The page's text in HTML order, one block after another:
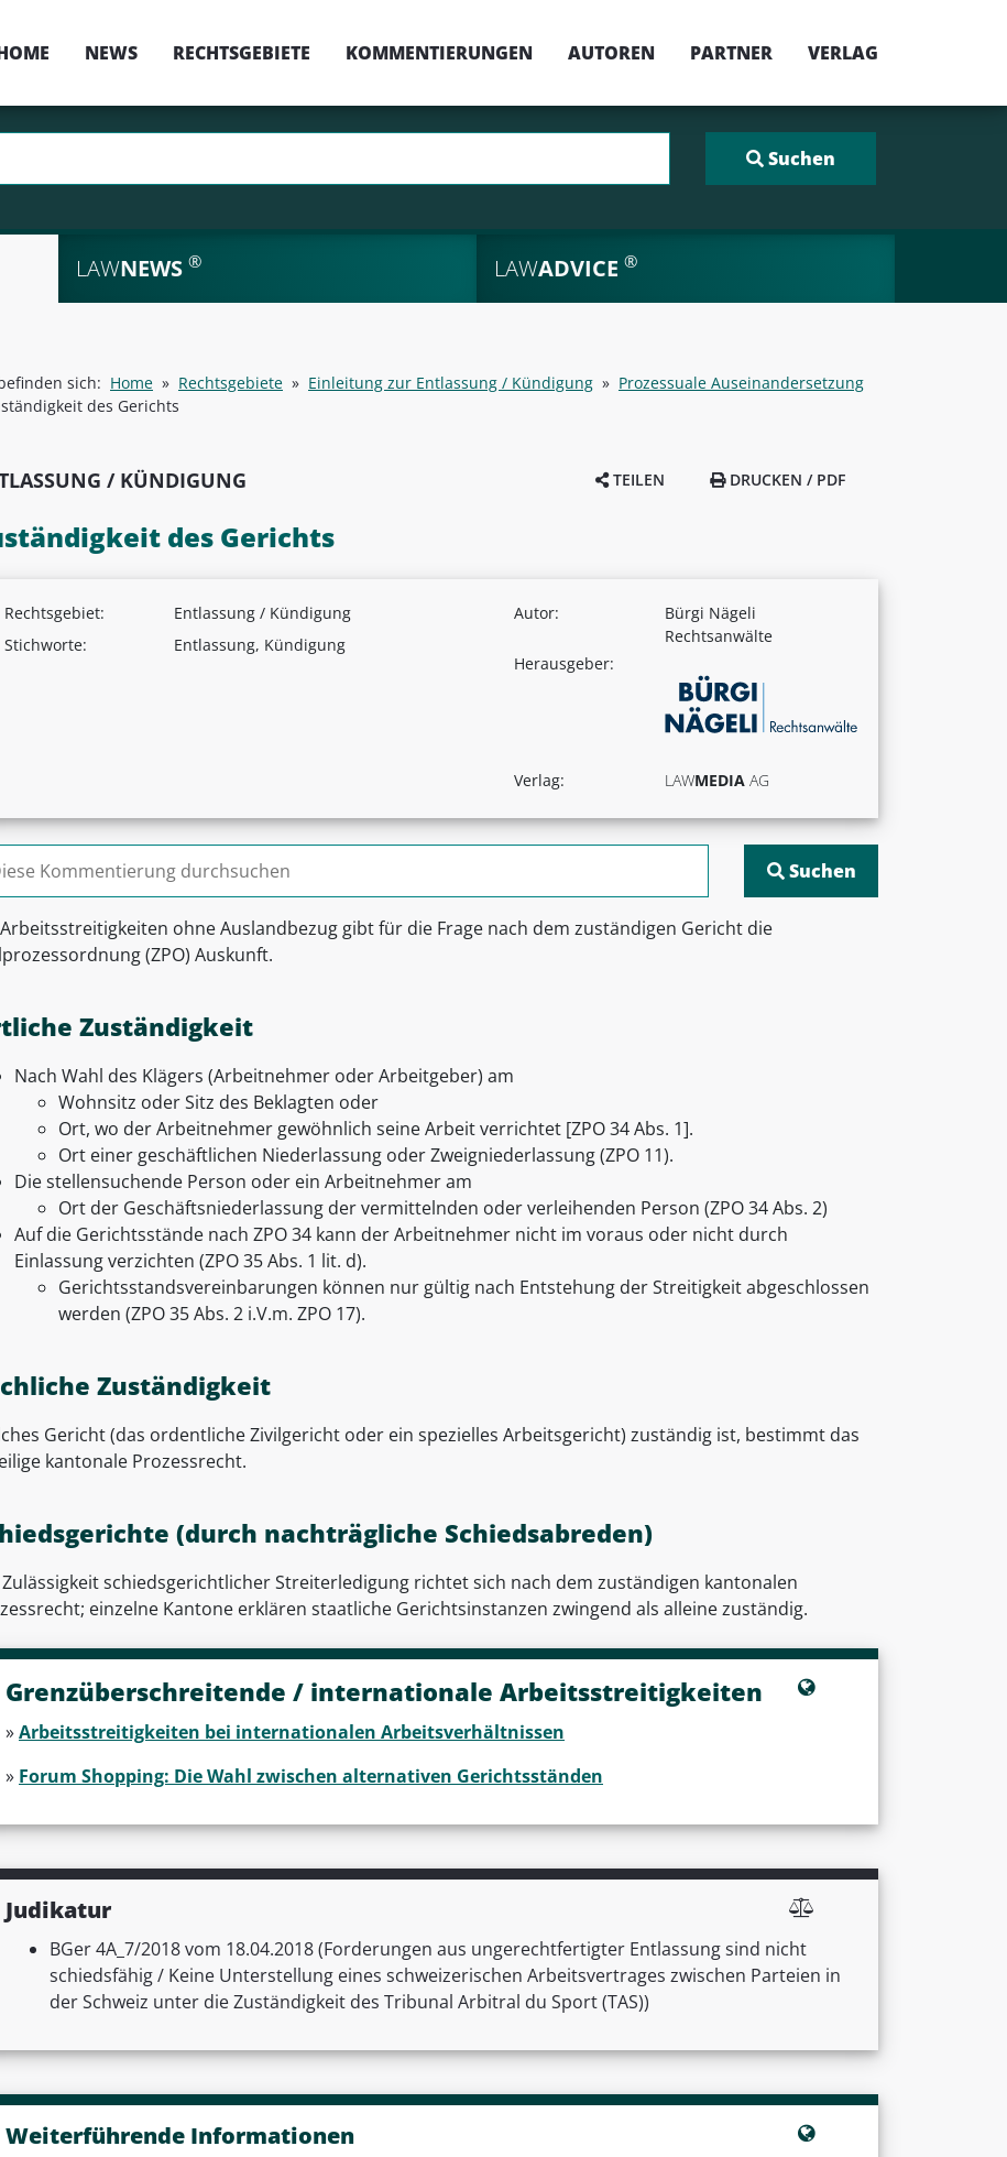
NEWS RECHTSGEBIETE KOMMENTIERUNGEN AUTOREN PARTNER VERLAG
LAWNEWS ® LAWADVICE ®
sich: Home » Rechtsgebiete » Einleitung zur Entlassung / Kündigung » Prozessuale Auseinandersetzung
des Gerichts
/ KÜNDIGUNG TEILEN DRUCKEN / PDF
des Gerichts
Rechtsgebiet:
Entlassung / Kündigung
Stichworte:
Entlassung, Kündigung
Autor:
Bürgi Nägeli
Rechtsanwälte
Herausgeber:
Verlag: LAWMEDIA AG
nach:
ohne Auslandbezug gibt für die Frage nach dem zuständigen Gericht die
(ZPO) Auskunft.
Zuständigkeit
Nach Wahl des Klägers (Arbeitnehmer oder Arbeitgeber) am
Wohnsitz oder Sitz des Beklagten oder
Ort, wo der Arbeitnehmer gewöhnlich seine Arbeit verrichtet [ZPO 34 Abs. 1].
Ort einer geschäftlichen Niederlassung oder Zweigniederlassung (ZPO 11).
Die stellensuchende Person oder ein Arbeitnehmer am
Ort der Geschäftsniederlassung der vermittelnden oder verleihenden Person (ZPO 34 Abs. 2)
Auf die Gerichtsstände nach ZPO 34 kann der Arbeitnehmer nicht im voraus oder nicht durch
Einlassung verzichten (ZPO 35 Abs. 1 lit. d).
Gerichtsstandsvereinbarungen können nur gültig nach Entstehung der Streitigkeit abgeschlossen
werden (ZPO 35 Abs. 2 i.V.m. ZPO 17).
Zuständigkeit
Gericht (das ordentliche Zivilgericht oder ein spezielles Arbeitsgericht) zuständig ist, bestimmt das
kantonale Prozessrecht.
(durch nachträgliche Schiedsabreden)
Zulässigkeit schiedsgerichtlicher Streiterledigung richtet sich nach dem zuständigen kantonalen
einzelne Kantone erklären staatliche Gerichtsinstanzen zwingend als alleine zuständig.
Grenzüberschreitende / internationale Arbeitsstreitigkeiten
»Arbeitsstreitigkeiten bei internationalen Arbeitsverhältnissen
» Forum Shopping: Die Wahl zwischen alternativen Gerichtsständen
Judikatur
BGer 4A_7/2018 vom 18.04.2018 (Forderungen aus ungerechtfertigter Entlassung sind nicht
schiedsfähig / Keine Unterstellung eines schweizerischen Arbeitsvertrages zwischen Parteien in
der Schweiz unter die Zuständigkeit des Tribunal Arbitral du Sport (TAS))
Weiterführende Informationen